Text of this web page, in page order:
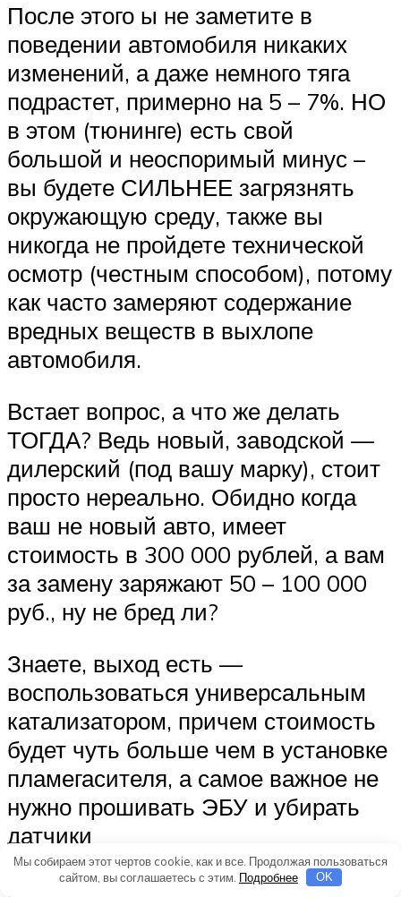
После этого ы не заметите в
поведении автомобиля никаких
изменений, а даже немного тяга
подрастет, примерно на 5 – 7%. НО
в этом (тюнинге) есть свой
большой и неоспоримый минус –
вы будете СИЛЬНЕЕ загрязнять
окружающую среду, также вы
никогда не пройдете технической
осмотр (честным способом), потому
как часто замеряют содержание
вредных веществ в выхлопе
автомобиля.
Встает вопрос, а что же делать
ТОГДА? Ведь новый, заводской —
дилерский (под вашу марку), стоит
просто нереально. Обидно когда
ваш не новый авто, имеет
стоимость в 300 000 рублей, а вам
за замену заряжают 50 – 100 000
руб., ну не бред ли?
Знаете, выход есть —
воспользоваться универсальным
катализатором, причем стоимость
будет чуть больше чем в установке
пламегасителя, а самое важное не
нужно прошивать ЭБУ и убирать
датчики
Мы собираем этот чертов cookie, как и все. Продолжая пользоваться
сайтом, вы соглашаетесь с этим. Подробнее OK